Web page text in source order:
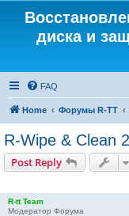
диска и
FAQ
Home Форумы R-TT
R-Wipe & Clean
Post Reply
R-tt Team
Модератор Форума